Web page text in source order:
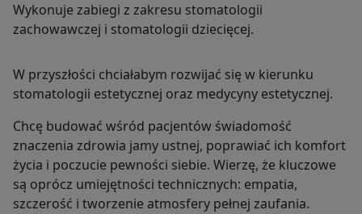
Wykonuje zabiegi z zakresu stomatologii
zachowawczej i stomatologii dziecięcej.
W przyszłości chciałabym rozwijać się w kierunku
stomatologii estetycznej oraz medycyny estetycznej.
Chcę budować wśród pacjentów świadomość
znaczenia zdrowia jamy ustnej, poprawiać ich komfort
życia i poczucie pewności siebie. Wierzę, że kluczowe
są oprócz umiejętności technicznych: empatia,
szczerość i tworzenie atmosfery pełnej zaufania.